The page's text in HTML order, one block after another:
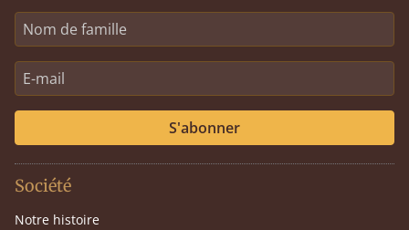
S'abonner
Société
Notre histoire